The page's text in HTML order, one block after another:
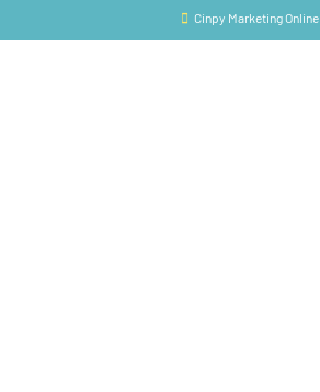
Cinpy Marketing Online